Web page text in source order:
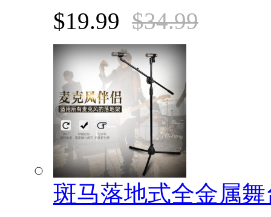
$19.99 $34.99
斑马落地式全金属